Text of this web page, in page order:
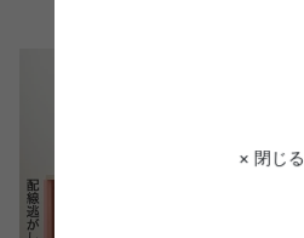
× 閉じる